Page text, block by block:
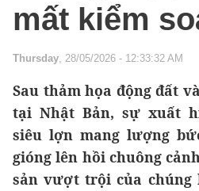
mất kiểm
Thursday, 28/05/2026 - 12:33:32 AM
Sau thảm họa động đất
tại Nhật Bản, sự xuất
siêu lợn mang lượng
gióng lên hồi chuông
sản vượt trội của chúng